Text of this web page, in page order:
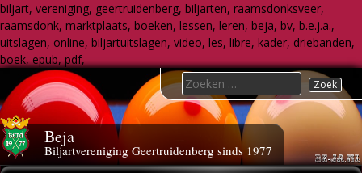
biljart, vereniging, geertruidenberg, biljarten, raamsdonksveer,
raamsdonk, marktplaats, boeken, lessen, leren, beja, bv, b.e.j.a.,
uitslagen, online, biljartuitslagen, video, les, libre, kader, driebanden,
boek, epub, pdf,
to
content
Beja
Biljartvereniging Geertruidenberg sinds 1977
Search
for: